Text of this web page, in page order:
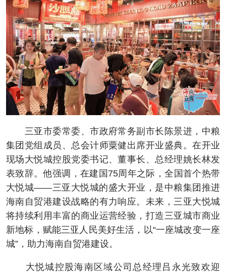
三亚市委常委、市政府常务副市长陈景进，中粮
集团党组成员、总会计师粟健出席开业盛典。在开业
现场大悦城控股党委书记、董事长、总经理姚长林发
表致辞。他强调，在建国75周年之际，全国首个热带
大悦城——三亚大悦城的盛大开业，是中粮集团推进
海南自贸港建设战略的有力响应。未来，三亚大悦城
将持续利用丰富的商业运营经验，打造三亚城市商业
新地标，赋能三亚人民美好生活，以“一座城改变一座
城”，助力海南自贸港建设。
大悦城控股海南区域公司总经理吕永光致欢迎